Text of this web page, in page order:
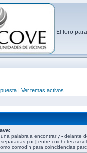
El foro
| Ver temas activos
palabra a encontrar y - delante
por| entre corchetes si
comodín para coincidencias